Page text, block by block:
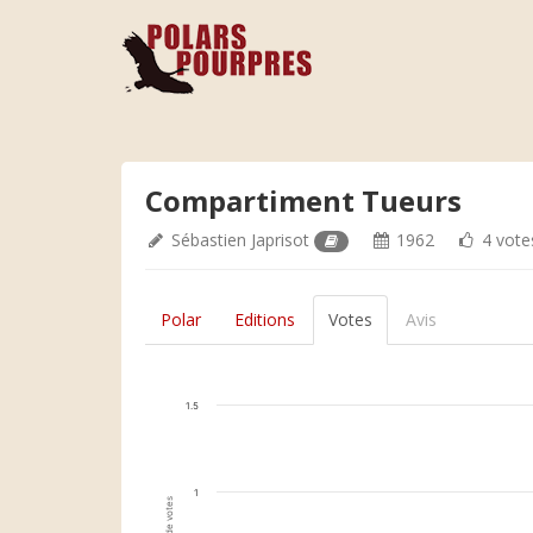
Compartiment Tueurs
Sébastien Japrisot 1962 4
Polar Editions Votes Avis
1
1.5